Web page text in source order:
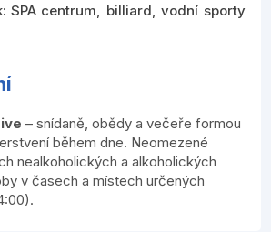
SPA centrum, billiard, vodní sporty
– snídaně, obědy a večeře formou
během dne. Neomezené
nealkoholických a alkoholických
v časech a místech určených